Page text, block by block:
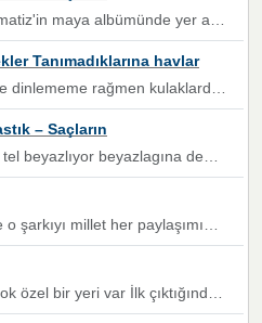
yer alan güzellerden. parça da şarkı hani! müzikal altyapısına vurulduğum, sözlerinde kaybolduğum bir parça olmuş.
Tanımadıklarına havlar
gitmiyor sen sen sen sen kurban ol sen sen sen sen hayran ol yükses ses müzik dinleme sebebisiniz canlar bomba gibi patladınız maşallah
– Saçların
günler bir bir geçiyor geçen günlere değil sensiz geçen günlere darılıyorum,Dinledikce asla kavusamayacagim ama asla unutamicagim sevdiğim adam için yanar içim
Ama bu enteresan bir şekilde dillere dolanıyor millet olarak seviyoruz dertlerle boğuşurken bir yandan da göbek atmayi))) diyeceklerim bu kadar güzel hoş bir sayfa emeğinize sağlık arkadaşlar kolay gelsin
müdavimi oldum günlük Ben de 3-5 kere dinleyip ezberleyip artık ilahiye bende eşlik ediyorum yüksek sesle Allah razı olsun hizmet nimettir Rabbim sizin zahmetlerinize de hayırlı nimetler versin Selam ve dua ile Allah'a emanet olun